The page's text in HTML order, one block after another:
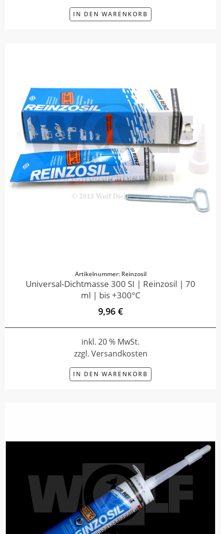
IN DEN WARENKORB
Artikelnummer: Reinzosil
Universal-Dichtmasse 300 SI | Reinzosil | 70
ml | bis +300°C
9,96 €
inkl. 20 % MwSt.
zzgl. Versandkosten
IN DEN WARENKORB